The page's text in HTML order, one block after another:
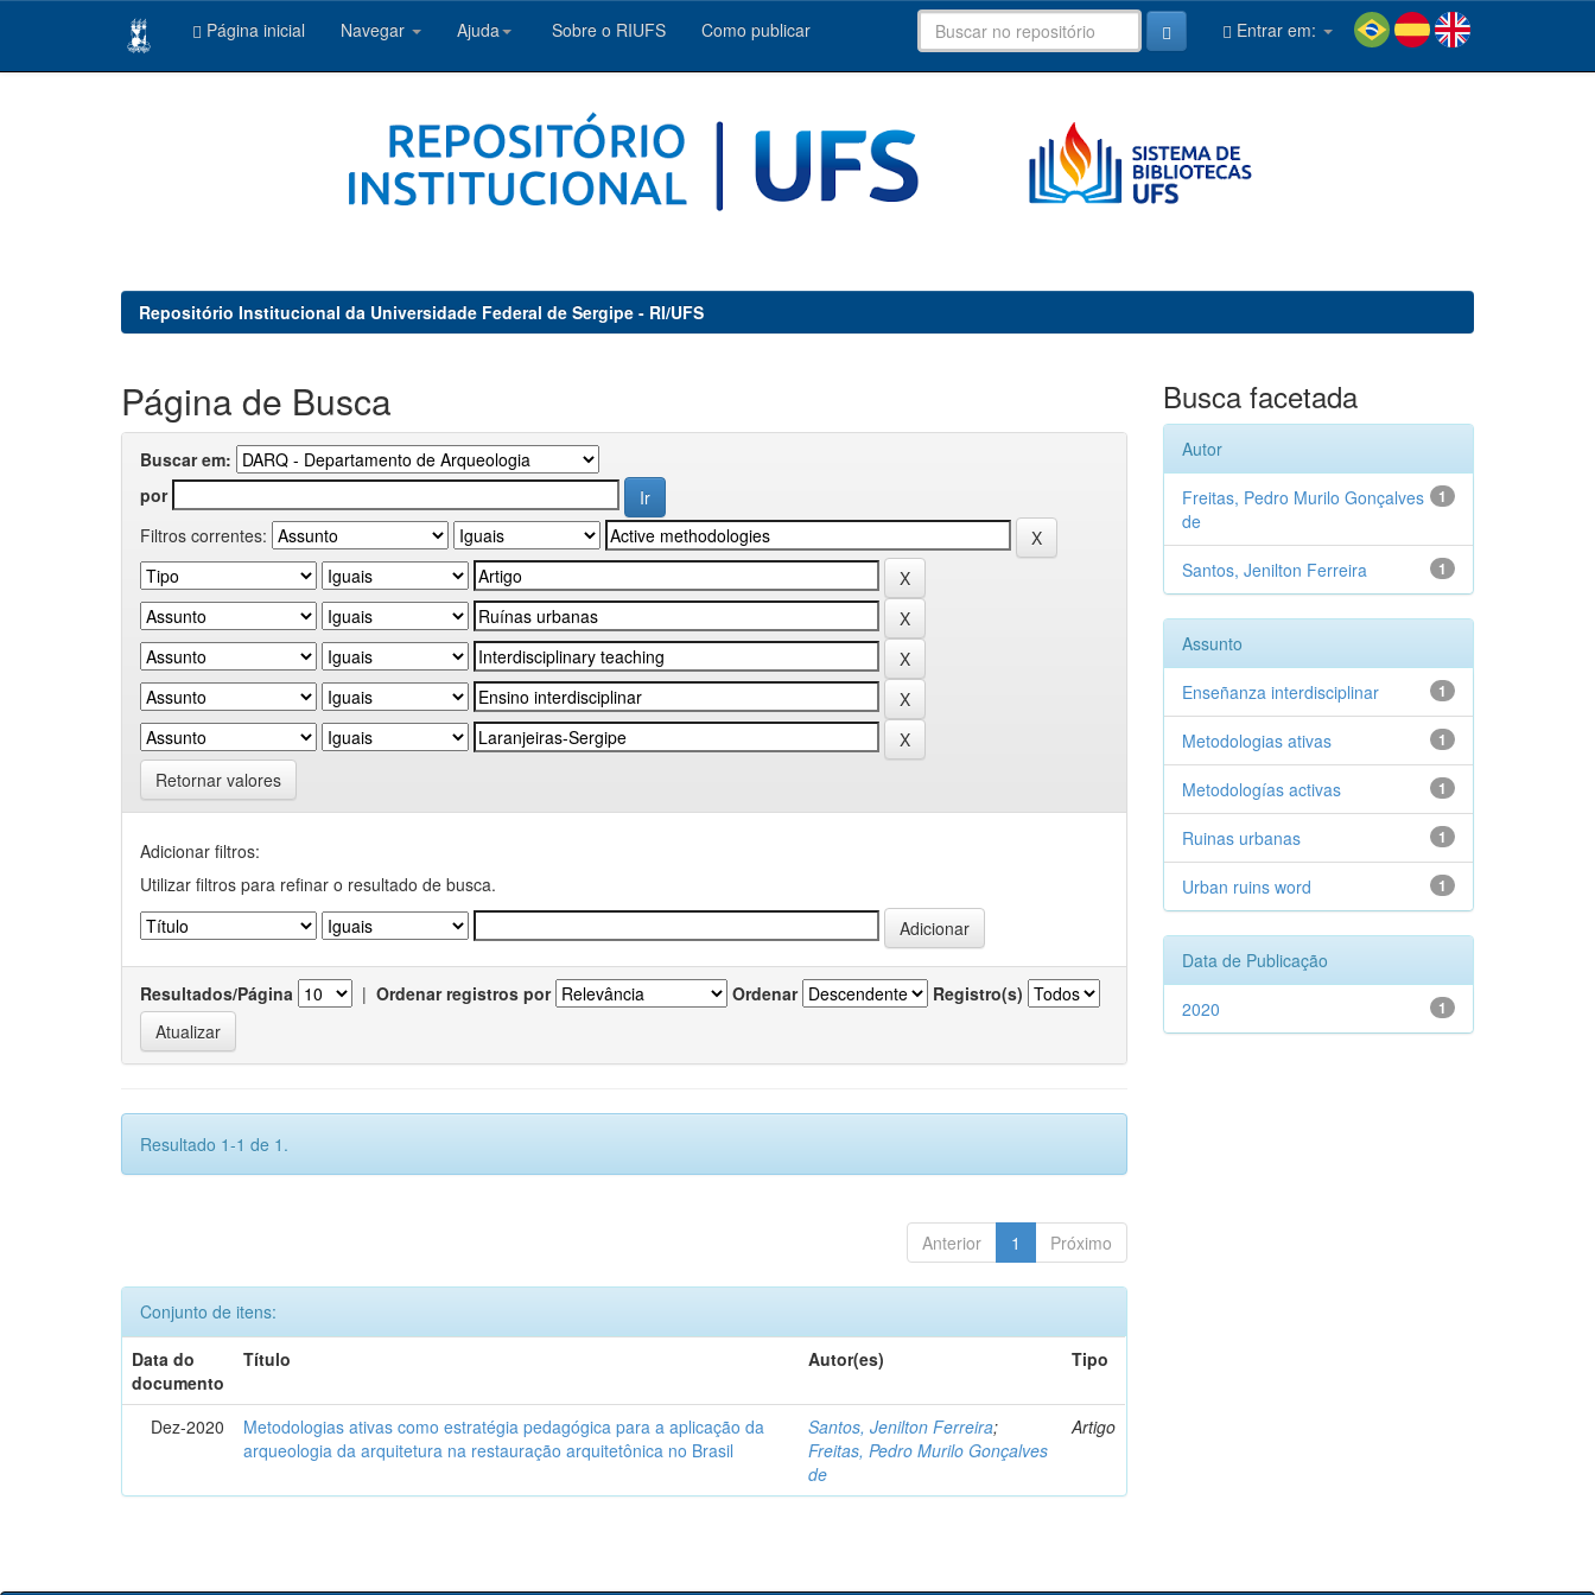
Página inicial Navegar Ajuda Sobre o RIUFS Como publicar Entrar em:
Repositório Institucional da Universidade Federal de Sergipe - RI/UFS
Página de Busca
Buscar em:
por
Filtros correntes:
Retornar valores
Adicionar filtros:
Utilizar filtros para refinar o resultado de busca.
Resultados/Página | Ordenar registros por Ordenar Registro(s)
Resultado 1-1 de 1.
Anterior 1 Próximo
Conjunto de itens:
Data do
documento
Título Autor(es) Tipo
Dez-2020
Metodologias ativas como estratégia pedagógica para a aplicação da
arqueologia da arquitetura na restauração arquitetônica no Brasil
Santos, Jenilton Ferreira;
Freitas, Pedro Murilo Gonçalves
de
Artigo
Busca facetada
Autor
1
Freitas, Pedro Murilo Gonçalves
de
1
Santos, Jenilton Ferreira
Assunto
1
Enseñanza interdisciplinar
1
Metodologias ativas
1
Metodologías activas
1
Ruinas urbanas
1
Urban ruins word
Data de Publicação
1
2020